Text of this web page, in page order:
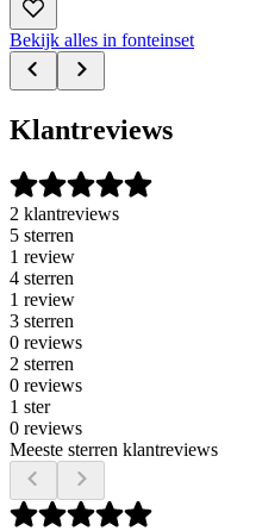
Bekijk alles in fonteinset
Klantreviews
2 klantreviews
5 sterren
1 review
4 sterren
1 review
3 sterren
0 reviews
2 sterren
0 reviews
1 ster
0 reviews
Meeste sterren klantreviews